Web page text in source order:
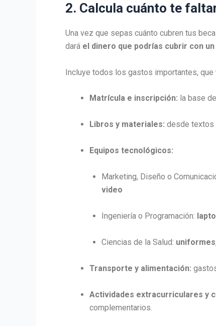
2. Calcula cuánto te
Una vez que sepas cuánto cubren tus
dará el dinero que podrías cubrir con
Incluye todos los gastos importantes, que
Matrícula e inscripción: la base
Libros y materiales: desde textos
Equipos tecnológicos:
Marketing, Diseño o
video
Ingeniería o Programación:
Ciencias de la Salud:
Transporte y alimentación:
Actividades extracurriculares y
complementarios.